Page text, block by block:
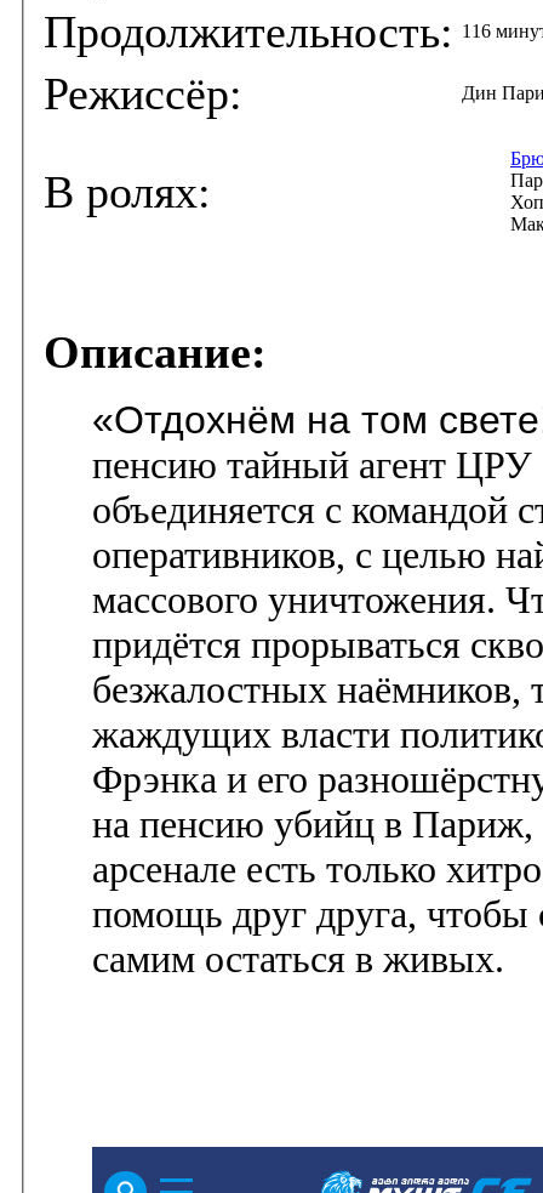
Продолжительность: 116
Режиссёр: Дин
В ролях:
Описание:
«Отдохнём на том
пенсию тайный агент
объединяется с командой
оперативников, с целью
массового уничтожения.
придётся прорываться
безжалостных наёмников,
жаждущих власти
Фрэнка и его
на пенсию убийц в
арсенале есть только
помощь друг друга, чтобы
самим остаться в живых.